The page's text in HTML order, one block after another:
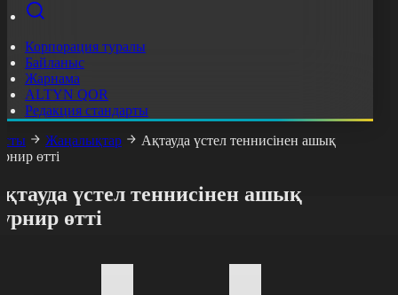
Корпорация туралы
Байланыс
Жарнама
ALTYN QOR
Редакция стандарты
Жаңалықтар
Ақтауда үстел теннисінен ашық
өтті
үстел теннисінен ашық
өтті